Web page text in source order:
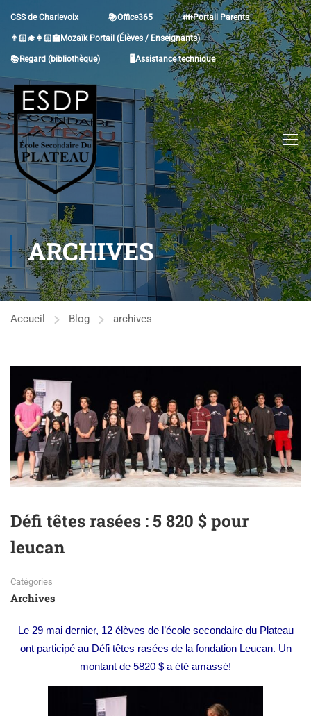
CSS de Charlevoix 📚Office365 👪Portail Parents
👨🏻‍🎓👩🏻‍🏫Mozaïk Portail (Élèves / Enseignants)
📚Regard (bibliothèque) 🖥Assistance technique
ARCHIVES
Accueil Blog archives
Défi têtes rasées : 5 820 $ pour
leucan
Catégories
Archives
Le 29 mai dernier, 12 élèves de l’école secondaire du Plateau
ont participé au Défi têtes rasées de la fondation Leucan. Un
montant de 5820 $ a été amassé!